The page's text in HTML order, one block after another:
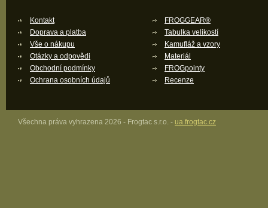
Kontakt
Doprava a platba
Vše o nákupu
Otázky a odpovědi
Obchodní podmínky
Ochrana osobních údajů
FROGGEAR®
Tabulka velikostí
Kamufláž a vzory
Materiál
FROGpointy
Recenze
Všechna práva vyhrazena 2026 - Frogtac s.r.o. - ua.frogtac.cz